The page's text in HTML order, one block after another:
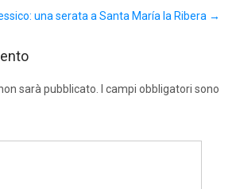
una serata a Santa María la Ribera →
sarà pubblicato.
I campi obbligatori sono